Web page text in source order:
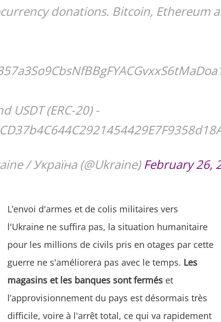
donations. Bitcoin, Ethereum
USDT (ERC-20) -
/ Україна (@Ukraine)February 26,
L’envoi d'armes et de colis militaires vers
l'Ukraine ne suffira pas, la situation humanitaire
pour les millions de civils pris en otages par cette
guerre ne s'améliorera pas avec le temps. Les
magasins et les banques sont fermés et
l’approvisionnement du pays est désormais très
difficile, voire à l'arrêt total, ce qui va rapidement